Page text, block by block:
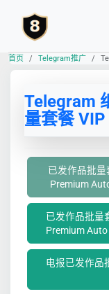
首页 Telegram推广
Telegram
量套餐
已发作品批量
Premium
已发作品批量
Premium
电报已发作品